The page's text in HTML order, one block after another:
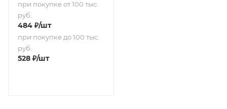
при покупке от 100 тыс.
руб.
484 ₽/шт
при покупке до 100 тыс.
руб.
528 ₽/шт